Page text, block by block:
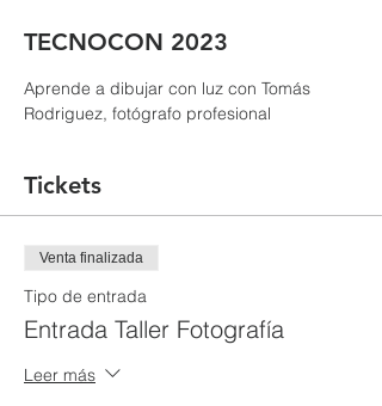
TECNOCON 2023
Aprende a dibujar con luz con Tomás
Rodriguez, fotógrafo profesional
Tickets
Venta finalizada
Tipo de entrada
Entrada Taller Fotografía
Leer más